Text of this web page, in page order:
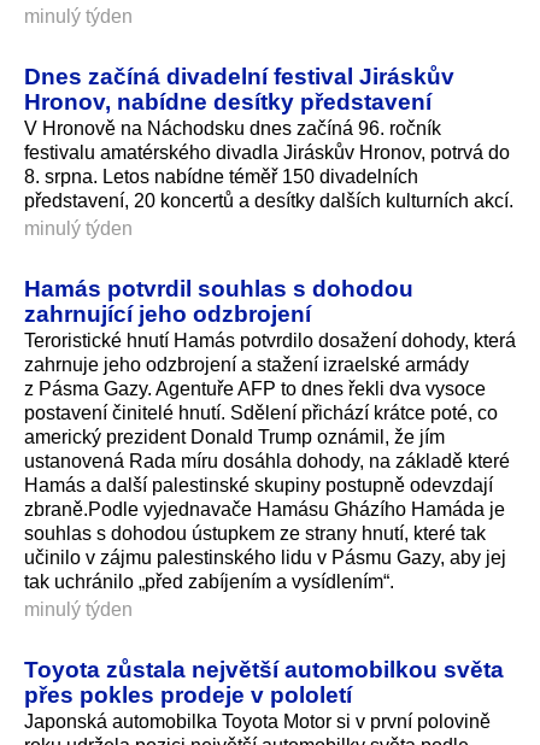
minulý týden
Dnes začíná divadelní festival Jiráskův
Hronov, nabídne desítky představení
V Hronově na Náchodsku dnes začíná 96. ročník
festivalu amatérského divadla Jiráskův Hronov, potrvá do
8. srpna. Letos nabídne téměř 150 divadelních
představení, 20 koncertů a desítky dalších kulturních akcí.
minulý týden
Hamás potvrdil souhlas s dohodou
zahrnující jeho odzbrojení
Teroristické hnutí Hamás potvrdilo dosažení dohody, která
zahrnuje jeho odzbrojení a stažení izraelské armády
z Pásma Gazy. Agentuře AFP to dnes řekli dva vysoce
postavení činitelé hnutí. Sdělení přichází krátce poté, co
americký prezident Donald Trump oznámil, že jím
ustanovená Rada míru dosáhla dohody, na základě které
Hamás a další palestinské skupiny postupně odevzdají
zbraně.Podle vyjednavače Hamásu Gházího Hamáda je
souhlas s dohodou ústupkem ze strany hnutí, které tak
učinilo v zájmu palestinského lidu v Pásmu Gazy, aby jej
tak uchránilo „před zabíjením a vysídlením“.
minulý týden
Toyota zůstala největší automobilkou světa
přes pokles prodeje v pololetí
Japonská automobilka Toyota Motor si v první polovině